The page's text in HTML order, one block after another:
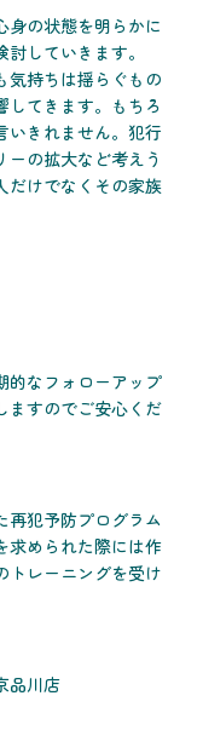
身の状態を明らかに
していきます。
気持ちは揺らぐもの
してきます。もちろ
いきれません。犯行
の拡大など考えう
だけでなくその家族
的なフォローアップ
ますのでご安心くだ
再犯予防プログラム
求められた際には作
トレーニングを受け
品川店